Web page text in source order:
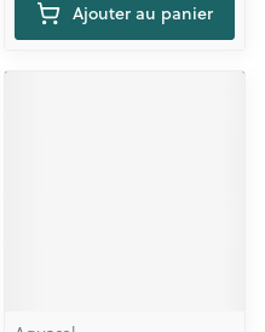
Ajouter au panier